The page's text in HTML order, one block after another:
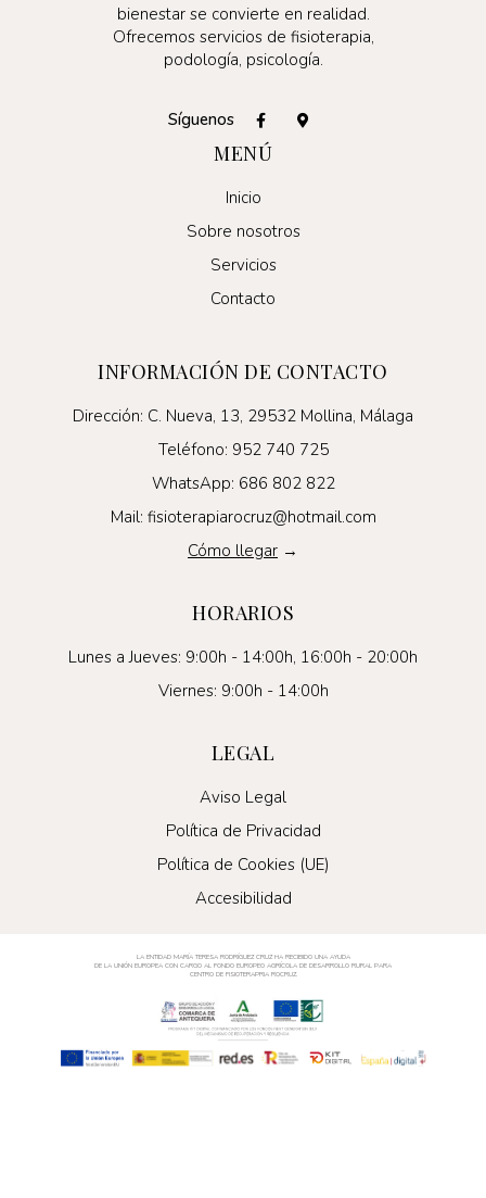
bienestar se convierte en realidad.
Ofrecemos servicios de fisioterapia,
podología, psicología.
Síguenos
MENÚ
Inicio
Sobre nosotros
Servicios
Contacto
INFORMACIÓN DE CONTACTO
Dirección: C. Nueva, 13, 29532 Mollina, Málaga
Teléfono: 952 740 725
WhatsApp: 686 802 822
Mail: fisioterapiarocruz@hotmail.com
Cómo llegar →
HORARIOS
Lunes a Jueves: 9:00h - 14:00h, 16:00h - 20:00h
Viernes: 9:00h - 14:00h
LEGAL
Aviso Legal
Política de Privacidad
Política de Cookies (UE)
Accesibilidad
LA ENTIDAD MARÍA TERESA RODRÍGUEZ CRUZ HA RECIBIDO UNA AYUDA
DE LA UNIÓN EUROPEA CON CARGO AL FONDO EUROPEO AGRÍCOLA DE DESARROLLO RURAL PARA
CENTRO DE FISIOTERAPRIA ROCRUZ.